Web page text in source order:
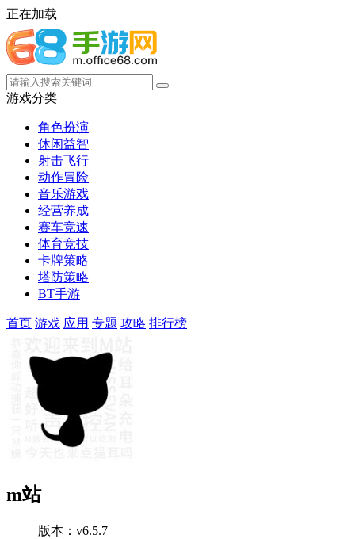
正在加载
游戏分类
角色扮演
休闲益智
射击飞行
动作冒险
音乐游戏
经营养成
赛车竞速
体育竞技
卡牌策略
塔防策略
BT手游
首页 游戏 应用 专题 攻略 排行榜
m站
版本：v6.5.7